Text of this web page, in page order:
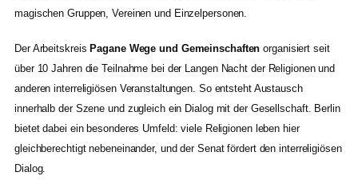
magischen Gruppen, Vereinen und Einzelpersonen.
Der ArbeitskreisPagane Wege und Gemeinschaften organisiert seit
über 10 Jahren die Teilnahme bei der Langen Nacht der Religionen und
anderen interreligiösen Veranstaltungen. So entsteht Austausch
innerhalb der Szene und zugleich ein Dialog mit der Gesellschaft. Berlin
bietet dabei ein besonderes Umfeld: viele Religionen leben hier
gleichberechtigt nebeneinander, und der Senat fördert den interreligiösen
Dialog.